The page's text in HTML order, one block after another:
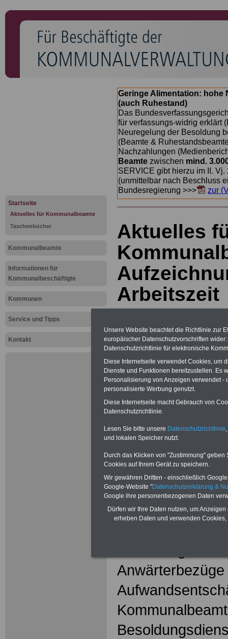
Startseite
Aktuelles für Kommunalbeamte
Taschenbücher
Kommunalbeamte
Informationen für
Kommunalbeschäftigte
Kommunen
Service und Tipps
Kontakt
Geringe Alimentation: hohe
(auch Ruhestand)
Das
für verfassungs-widrig erklärt
Neuregelung der Besoldung
(Beamte &
Nachzahlungen
Beamte zwischen mind.
SERVICE gibt hierzu im II.
(unmittelbar nach Beschluss
Bundesregierung >>>
zur
Aktuelles
Arbeitszeit
& eBooks für den Öffentlichen Dienst
oder Beamte zum Komplettpreis von
Beschäftigte der kommunalen
Verwaltunggeeignet. Sie können
alle Bücher und eBooks
herunterladen, lesen und
ausdrucken: Wissenswertes zum
Beamtenrecht, Beihilfe,
Beamtenversorgung,Tarifrecht,
Nebentätig-keitsrecht, Berufseinstieg
>>>mehr Informationen
Mehr
hier
Unsere Website beachtet die Richtlinie zur
europäischer Datenschutzvorschriften
Datenschutzrichtlinie für elektronische
Diese Internetseite verwendet Cookies, um
Dienste und Funktionen bereitzustellen. Es
Personalisierung von Anzeigen verwendet
personalisierte Werbung genutzt.
Diese Internetseite macht Gebrauch von
Datenschutzrichtlinie.
Lesen Sie bitte unsere Datenschutzrichtlinie
und lokalen Speicher nutzt.
Durch das Klicken von "Zustimmung"
Cookies auf Ihrem Gerät zu speichern.
Wir gewähren Dritten - einschließlich
Google-Website "Datenschutzerklärung &
Google ihre personenbezogenen Daten
Dürfen wir Ihre Daten nutzen, um
erheben Daten und verwenden